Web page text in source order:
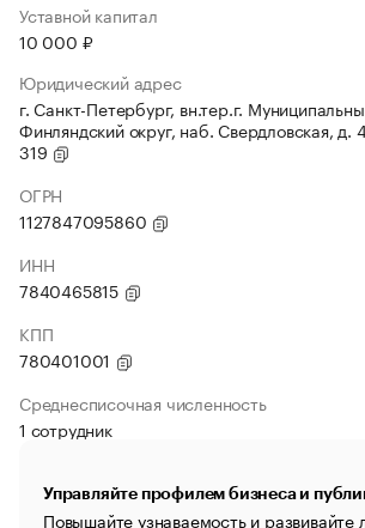
Уставной капитал
10 000 ₽
Юридический адрес
г. Санкт-Петербург, вн.тер.г.
Финляндский округ, наб. Свердловская,
319
ОГРН
1127847095860
ИНН
7840465815
КПП
780401001
Среднесписочная численность
1 сотрудник
Управляйте профилем бизнеса и
Повышайте узнаваемость и развивайте